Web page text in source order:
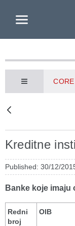
Kreditne
Published: 30/12/
Banke koje imaju
Redni
broj
OIB